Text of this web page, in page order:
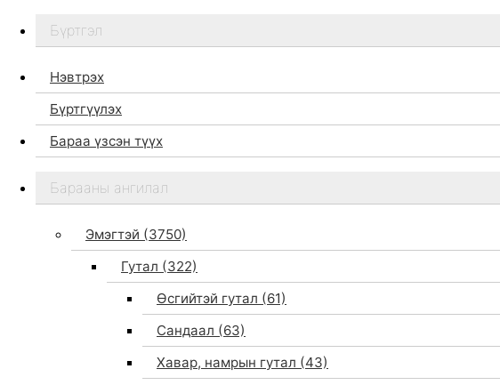
Бидний тухай
Дэлгүүр
Бүртгэл
Нэвтрэх
Бүртгүүлэх
Бараа үзсэн түүх
Барааны ангилал
Эмэгтэй (3750)
Гутал (322)
Өсгийтэй гутал (61)
Сандаал (63)
Хавар, намрын гутал (43)